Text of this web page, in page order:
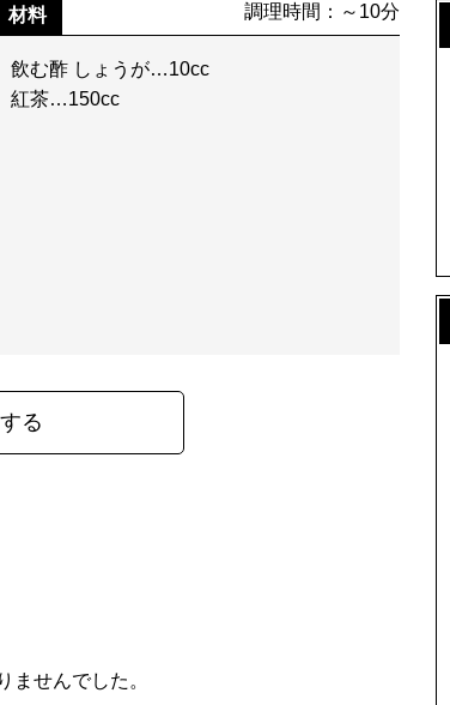
材料 調理時間：～10分
飲む酢 しょうが…10cc
紅茶…150cc
る
ませんでした。